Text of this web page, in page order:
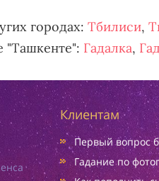
городах: Тбилиси,
"Ташкенте": Гадалка,
Клиентам
Первый вопрос
Гадание по